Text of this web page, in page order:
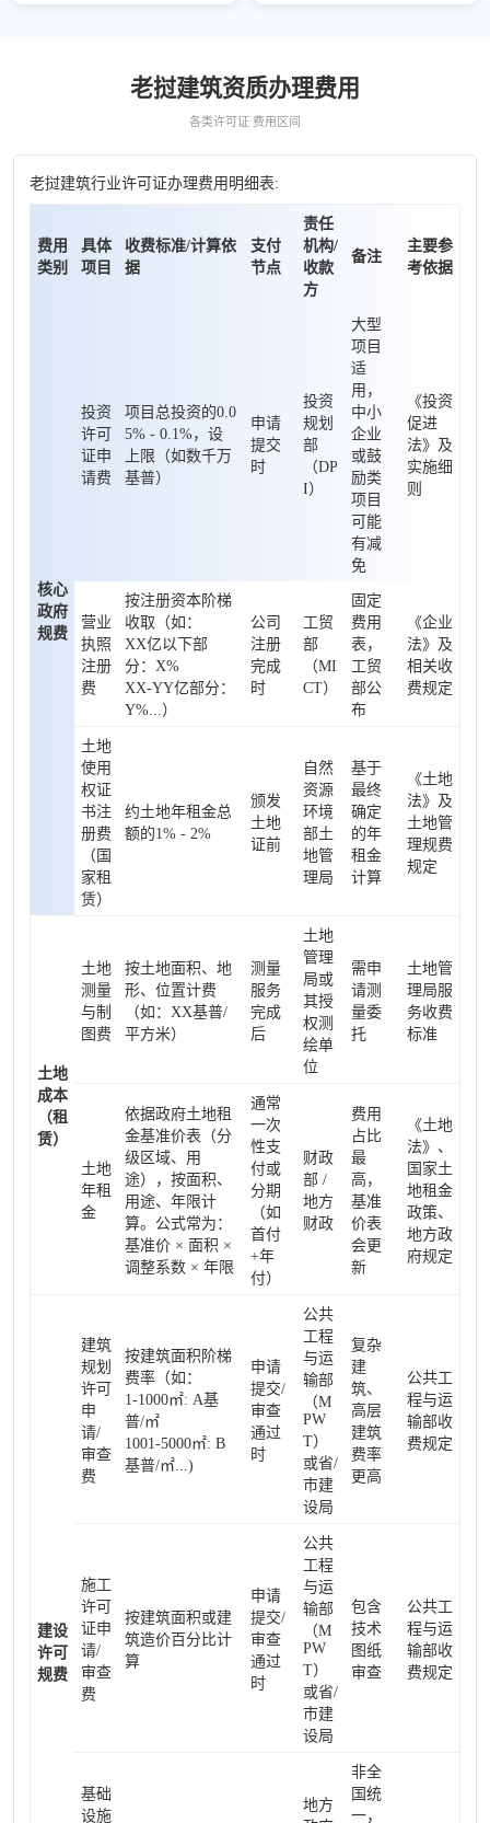
老挝建筑资质办理费用
各类许可证 费用区间
老挝建筑行业许可证办理费用明细表:
费用
类别
具体
项目
收费标准/计算依
据
支付
节点
责任
机构/
收款
方
备注
主要参
考依据
核心
政府
规费
投资
许可
证申
请费
项目总投资的0.0
5% - 0.1%，设
上限（如数千万
基普）
申请
提交
时
投资
规划
部
（DP
I）
大型
项目
适
用，
中小
企业
或鼓
励类
项目
可能
有减
免
《投资
促进
法》及
实施细
则
营业
执照
注册
费
按注册资本阶梯
收取（如：
XX亿以下部
分：X%
XX-YY亿部分：
Y%...）
公司
注册
完成
时
工贸
部
（MI
CT）
固定
费用
表，
工贸
部公
布
《企业
法》及
相关收
费规定
土地
使用
权证
书注
册费
（国
家租
赁）
约土地年租金总
额的1% - 2%
颁发
土地
证前
自然
资源
环境
部土
地管
理局
基于
最终
确定
的年
租金
计算
《土地
法》及
土地管
理规费
规定
土地
成本
（租
赁）
土地
测量
与制
图费
按土地面积、地
形、位置计费
（如：XX基普/
平方米）
测量
服务
完成
后
土地
管理
局或
其授
权测
绘单
位
需申
请测
量委
托
土地管
理局服
务收费
标准
土地
年租
金
依据政府土地租
金基准价表（分
级区域、用
途），按面积、
用途、年限计
算。公式常为：
基准价 × 面积 ×
调整系数 × 年限
通常
一次
性支
付或
分期
（如
首付
+年
付）
财政
部 /
地方
财政
费用
占比
最
高，
基准
价表
会更
新
《土地
法》、
国家土
地租金
政策、
地方政
府规定
建设
许可
规费
建筑
规划
许可
申
请/
审查
费
按建筑面积阶梯
费率（如：
1-1000㎡: A基
普/㎡
1001-5000㎡: B
基普/㎡...)
申请
提交/
审查
通过
时
公共
工程
与运
输部
（M
PW
T）
或省/
市建
设局
复杂
建
筑、
高层
建筑
费率
更高
公共工
程与运
输部收
费规定
施工
许可
证申
请/
审查
费
按建筑面积或建
筑造价百分比计
算
申请
提交/
审查
通过
时
公共
工程
与运
输部
（M
PW
T）
或省/
市建
设局
包含
技术
图纸
审查
公共工
程与运
输部收
费规定
基础
设施
地方
非全
国统
一，